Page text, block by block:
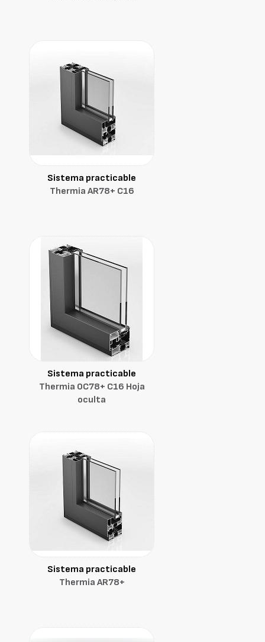
Sistema practicable
Thermia AR78+ C16
Sistema practicable
Thermia OC78+ C16 Hoja
oculta
Sistema practicable
Thermia AR78+